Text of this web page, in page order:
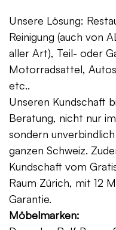
Unsere Lösung:
Reinigung (auch von
aller Art), Teil- oder
Motorradsattel,
etc..
Unseren Kundschaft
Beratung, nicht nur
sondern
ganzen Schweiz.
Kundschaft vom
Raum Zürich, mit 12
Garantie.
Möbelmarken: